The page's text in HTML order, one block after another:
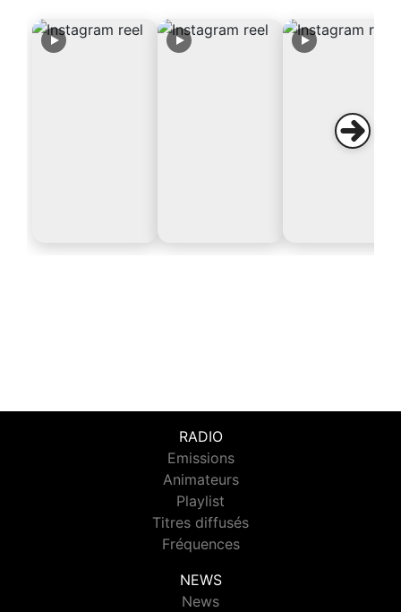
RADIO
Emissions
Animateurs
Playlist
Titres diffusés
Fréquences
NEWS
News